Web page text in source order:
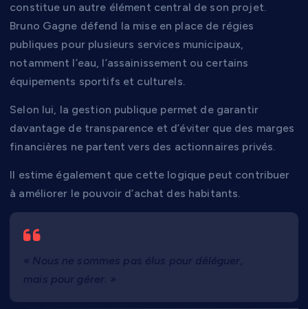
constitue un autre élément central de son projet.
Bruno Gagne défend la mise en place de régies
publiques pour plusieurs services municipaux,
notamment l’eau, l’assainissement ou certains
équipements sportifs et culturels.
Selon lui, la gestion publique permet de garantir
davantage de transparence et d’éviter que des marges
financières ne partent vers des actionnaires privés.
Il estime également que cette logique peut contribuer
à améliorer le pouvoir d’achat des habitants.
« Nous ne sommes pas élus pour déléguer,
mais pour gérer. »